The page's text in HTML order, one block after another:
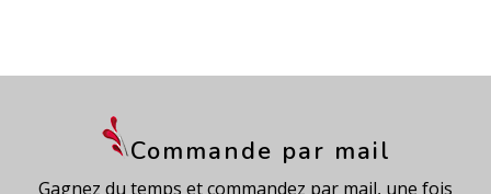
Commande par mail
Gagnez du temps et commandez par mail, une fois